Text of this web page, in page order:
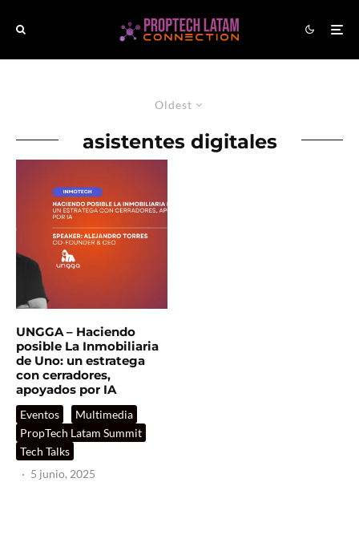
Oldest
asistentes digitales
UNGGA – Haciendo
posible La Inmobiliaria
de Uno: un estratega
con cerradores,
apoyados por IA
Eventos
Multimedia
PropTech Latam Summit
Tech Talks
· 5 junio, 2025